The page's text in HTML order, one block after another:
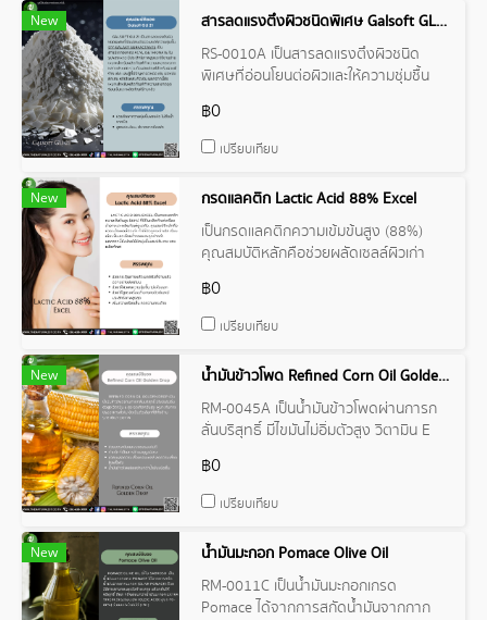
New
สารลดแรงตึงผิวชนิดพิเศษ Galsoft GLI 21
RS-0010A เป็นสารลดแรงตึงผิวชนิด
พิเศษที่อ่อนโยนต่อผิวและให้ความชุ่มชื้น
สารประกอบของ Acyl Isethionate ในรูป
ของเหลว
฿0
เปรียบเทียบ
New
กรดแลคติก Lactic Acid 88% Excel
เป็นกรดแลคติกความเข้มข้นสูง (88%)
คุณสมบัติหลักคือช่วยผลัดเซลล์ผิวเก่า
ริ้วรอยและจุดด่างดำ
฿0
เปรียบเทียบ
New
น้ำมันข้าวโพด Refined Corn Oil Golden Drop
RM-0045A เป็นน้ำมันข้าวโพดผ่านการก
ลั่นบริสุทธิ์ มีไขมันไม่อิ่มตัวสูง วิตามิน E
อาหารทั่วไป
฿0
เปรียบเทียบ
New
น้ำมันมะกอก Pomace Olive Oil
RM-0011C เป็นน้ำมันมะกอกเกรด
Pomace ได้จากการสกัดน้ำมันจากกาก